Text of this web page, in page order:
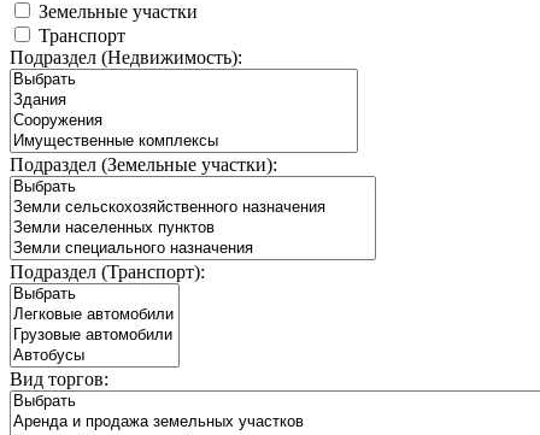
Земельные участки
Транспорт
Подраздел (Недвижимость):
Подраздел (Земельные участки):
Подраздел (Транспорт):
Вид торгов: